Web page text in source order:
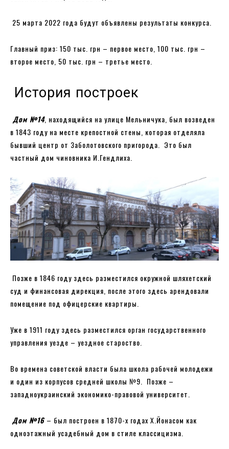
25 марта 2022 года будут объявлены результаты конкурса.
Главный приз: 150 тыс. грн – первое место, 100 тыс. грн –
второе место, 50 тыс. грн – третье место.
История построек
Дом №14, находящийся на улице Мельничука, был возведен
в 1843 году на месте крепостной стены, которая отделяла
бывший центр от Заболотовского пригорода. Это был
частный дом чиновника И.Гендлиха.
Позже в 1846 году здесь разместился окружной шляхетский
суд и финансовая дирекция, после этого здесь арендовали
помещение под офицерские квартиры.
Уже в 1911 году здесь разместился орган государственного
управления уезде – уездное староство.
Во времена советской власти была школа рабочей молодежи
и один из корпусов средней школы №9. Позже –
западноукраинский экономико-правовой университет.
Дом №16 – был построен в 1870-х годах Х.Йонасом как
одноэтажный усадебный дом в стиле классицизма.